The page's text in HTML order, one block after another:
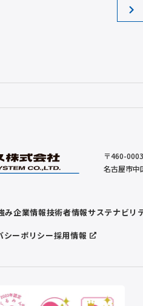
〒460-0003
名古屋市中
み企業情報技術者情報サステナビリ
シーポリシー採用情報